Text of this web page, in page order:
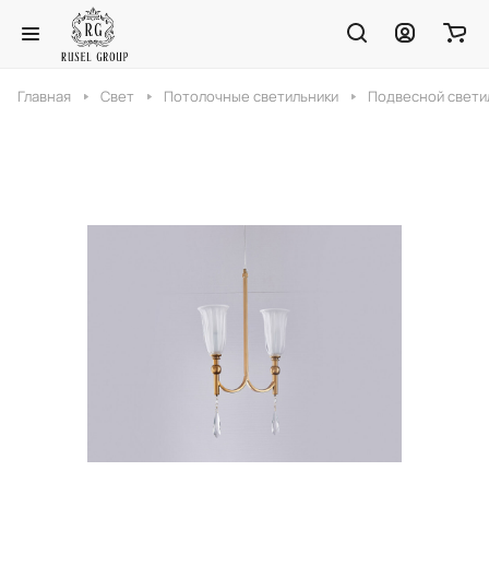
Главная Свет Потолочные светильники Подвесной